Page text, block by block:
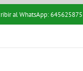
al WhatsApp: 645625875